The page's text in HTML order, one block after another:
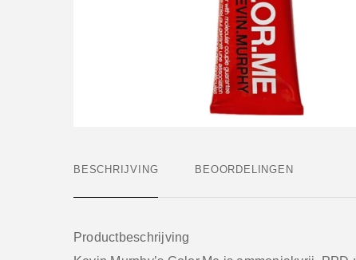
BESCHRIJVING BEOORDELINGEN
Productbeschrijving